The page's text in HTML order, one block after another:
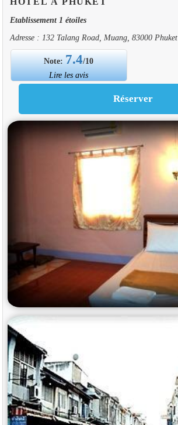
Etablissement 1 étoiles
Adresse : 132 Talang Road, Muang, 83000 Phuket
Note: 7.4/10
Lire les avis